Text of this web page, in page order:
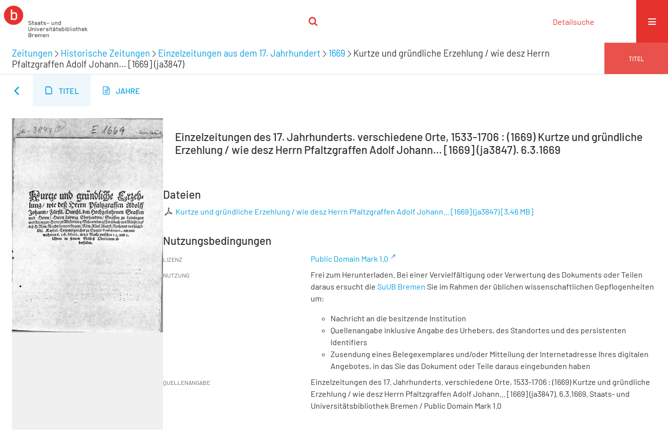
Detailsuche
Zeitungen Historische Zeitungen Einzelzeitungen aus dem 17. Jahrhundert 1669
Kurtze und gründliche Erzehlung / wie desz Herrn
Pfaltzgraffen Adolf Johann... [1669] (ja3847)
TITEL
TITEL JAHRE
Einzelzeitungen des 17. Jahrhunderts. verschiedene Orte, 1533-1706 : (1669) Kurtze und gründliche
Erzehlung / wie desz Herrn Pfaltzgraffen Adolf Johann... [1669] (ja3847). 6.3.1669
Dateien
Kurtze und gründliche Erzehlung / wie desz Herrn Pfaltzgraffen Adolf Johann... [1669] (ja3847)[3,46 MB]
Nutzungsbedingungen
LIZENZ Public Domain Mark 1.0
NUTZUNG
Frei zum Herunterladen. Bei einer Vervielfältigung oder Verwertung des Dokuments oder Teilen
daraus ersucht die SuUB Bremen Sie im Rahmen der üblichen wissenschaftlichen Gepflogenheiten
um:
Nachricht an die besitzende Institution
Quellenangabe inklusive Angabe des Urhebers, des Standortes und des persistenten
Identifiers
Zusendung eines Belegexemplares und/oder Mitteilung der Internetadresse Ihres digitalen
Angebotes, in das Sie das Dokument oder Teile daraus eingebunden haben
QUELLENANGABE
Einzelzeitungen des 17. Jahrhunderts. verschiedene Orte, 1533-1706 : (1669) Kurtze und gründliche
Erzehlung / wie desz Herrn Pfaltzgraffen Adolf Johann... [1669] (ja3847). 6.3.1669. Staats- und
Universitätsbibliothek Bremen / Public Domain Mark 1.0